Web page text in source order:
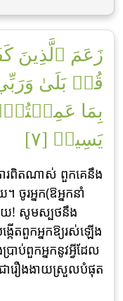
زَعَمَ ٱلَّذِينَ
قُلۡ بَلَىٰ
بِمَا عَمِلۡتُمۡۚ
يَسِيرٞ [٧]
ារពិតណាស់ ពួកគេនឹង
ចូរអ្នក(ឱអ្នកនាំ
យ! សូមស្បថនឹង
កើតពួកអ្នកឱ្យរស់ឡើង
ាប់ពួកអ្នកនូវអ្វីដែល
ជារឿងងាយស្រួលបំផុត